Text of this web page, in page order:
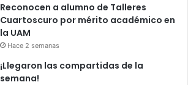
Reconocen a alumno de Talleres
Cuartoscuro por mérito académico en
la UAM
Hace 2 semanas
¡Llegaron las compartidas de la
semana!